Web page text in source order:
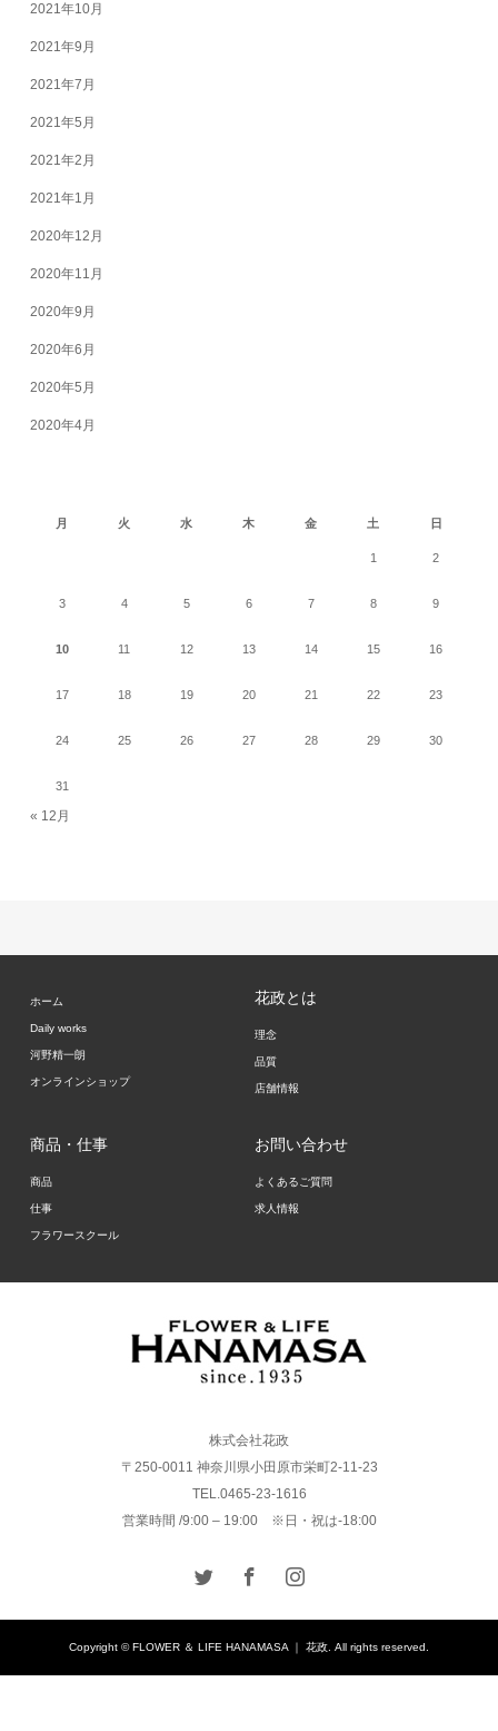
2021年10月
2021年9月
2021年7月
2021年5月
2021年2月
2021年1月
2020年12月
2020年11月
2020年9月
2020年6月
2020年5月
2020年4月
月
火 水 木 金 土 日
1 2
3 4 5 6 7 8 9
10 11 12 13 14 15 16
17 18 19 20 21 22 23
24 25 26 27 28 29 30
31
« 12月
ホーム
Daily works
河野精一朗
オンラインショップ
花政とは
理念
品質
店舗情報
商品・仕事
商品
仕事
フラワースクール
お問い合わせ
よくあるご質問
求人情報
株式会社花政
〒250-0011 神奈川県小田原市栄町2-11-23
TEL.0465-23-1616
営業時間 /9:00 – 19:00 ※日・祝は-18:00
Copyright © FLOWER ＆ LIFE HANAMASA ｜ 花政. All rights reserved.